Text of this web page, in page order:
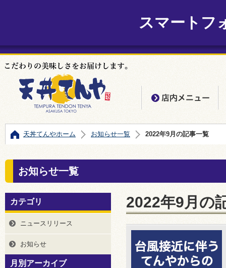
スマートフ
天丼てんやホーム お知らせ一覧 2022年9月の記事一覧
お知らせ一覧
2022年9月の
カテゴリ
ニュースリリース
お知らせ
月別アーカイブ